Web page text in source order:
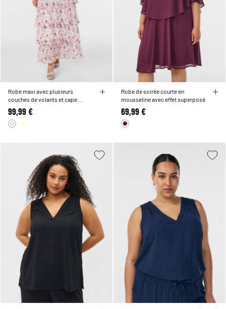
Robe maxi avec plusieurs
couches de volants et cape
amovible
99,99 €
Robe de soirée courte en
mousseline avec effet superposé
69,99 €